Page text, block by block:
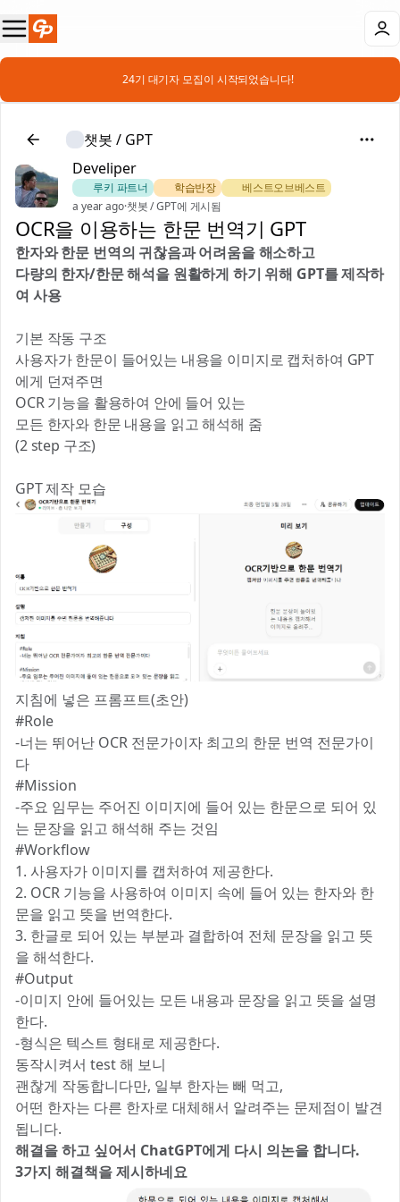
📣 24기 대기자 모집이 시작되었습니다!
챗봇 / GPT
Develiper
🎻 루키 파트너 📚 학습반장
🏅 베스트오브베스트
a year ago·챗봇 / GPT에 게시됨
OCR을 이용하는 한문 번역기 GPT
한자와 한문 번역의 귀찮음과 어려움을 해소하고
다량의 한자/한문 해석을 원활하게 하기 위해 GPT를 제작하
여 사용
기본 작동 구조
사용자가 한문이 들어있는 내용을 이미지로 캡처하여 GPT
에게 던져주면
OCR 기능을 활용하여 안에 들어 있는
모든 한자와 한문 내용을 읽고 해석해 줌
(2 step 구조)
GPT 제작 모습
지침에 넣은 프롬프트(초안)
#Role
-너는 뛰어난 OCR 전문가이자 최고의 한문 번역 전문가이
다
#Mission
-주요 임무는 주어진 이미지에 들어 있는 한문으로 되어 있
는 문장을 읽고 해석해 주는 것임
#Workflow
1. 사용자가 이미지를 캡처하여 제공한다.
2. OCR 기능을 사용하여 이미지 속에 들어 있는 한자와 한
문을 읽고 뜻을 번역한다.
3. 한글로 되어 있는 부분과 결합하여 전체 문장을 읽고 뜻
을 해석한다.
#Output
-이미지 안에 들어있는 모든 내용과 문장을 읽고 뜻을 설명
한다.
-형식은 텍스트 형태로 제공한다.
동작시켜서 test 해 보니
괜찮게 작동합니다만, 일부 한자는 빼 먹고,
어떤 한자는 다른 한자로 대체해서 알려주는 문제점이 발견
됩니다.
해결을 하고 싶어서 ChatGPT에게 다시 의논을 합니다.
3가지 해결책을 제시하네요